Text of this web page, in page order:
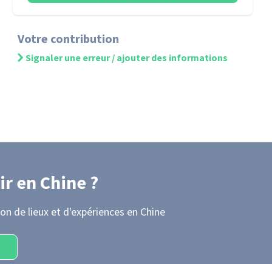
Votre contribution
Signaler une erreur / ajouter des informations
en Chine ?
de lieux et d'expériences en Chine